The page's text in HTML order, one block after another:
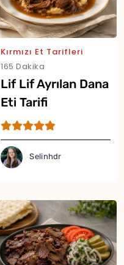
Kırmızı Et Tarifleri
165 Dakika
Lif Lif Ayrılan Dana
Eti Tarifi
Selinhdr